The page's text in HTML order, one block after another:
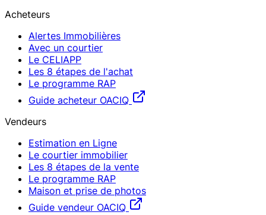
Acheteurs
Alertes Immobilières
Avec un courtier
Le CELIAPP
Les 8 étapes de l'achat
Le programme RAP
Guide acheteur OACIQ
Vendeurs
Estimation en Ligne
Le courtier immobilier
Les 8 étapes de la vente
Le programme RAP
Maison et prise de photos
Guide vendeur OACIQ